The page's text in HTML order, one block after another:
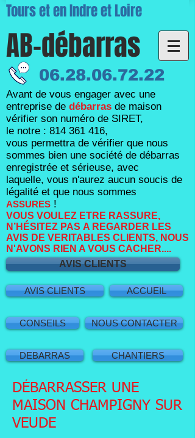
Tours et en Indre et Loire
AB-débarras
06.28.06.72.22
Avant de vous engager avec une
entreprise de débarras de maison
vérifier son numéro de SIRET,
le notre : 814 361 416,
vous permettra de vérifier que nous
sommes bien une société de débarras
enregistrée et sérieuse, avec
laquelle, vous n'aurez aucun soucis de
légalité et que nous sommes
ASSURES !
VOUS VOULEZ ETRE RASSURE,
N’HÉSITEZ PAS A REGARDER LES
AVIS DE VERITABLES CLIENTS, NOUS
N'AVONS RIEN A VOUS CACHER....
AVIS CLIENTS
AVIS CLIENTS ACCUEIL
CONSEILS
DEBARRAS
NOUS CONTACTER
CHANTIERS
DÉBARRASSER UNE
MAISON CHAMPIGNY SUR
VEUDE